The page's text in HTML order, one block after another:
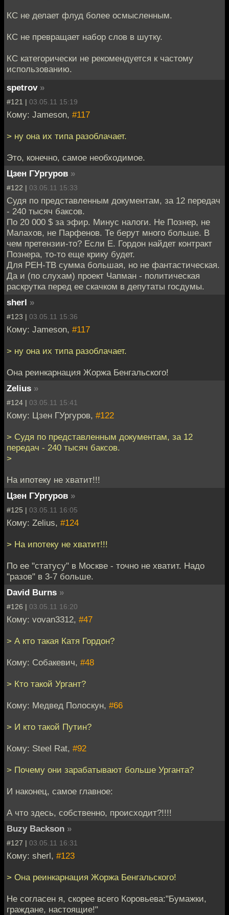
КС не делает флуд более осмысленным.
КС не превращает набор слов в шутку.
КС категорически не рекомендуется к частому
использованию.
spetrov »
#121 | 03.05.11 15:19
Кому: Jameson, #117
> ну она их типа разоблачает.
Это, конечно, самое необходимое.
Цзен ГУргуров »
#122 | 03.05.11 15:33
Судя по представленным документам, за 12 передач
- 240 тысяч баксов.
По 20 000 $ за эфир. Минус налоги. Не Познер, не
Малахов, не Парфенов. Те берут много больше. В
чем претензии-то? Если Е. Гордон найдет контракт
Познера, то-то еще крику будет.
Для РЕН-ТВ сумма большая, но не фантастическая.
Да и (по слухам) проект Чапман - политическая
раскрутка перед ее скачком в депутаты госдумы.
sherl »
#123 | 03.05.11 15:36
Кому: Jameson, #117
> ну она их типа разоблачает.
Она реинкарнация Жоржа Бенгальского!
Zelius »
#124 | 03.05.11 15:41
Кому: Цзен ГУргуров, #122
> Судя по представленным документам, за 12
передач - 240 тысяч баксов.
>
На ипотеку не хватит!!!
Цзен ГУргуров »
#125 | 03.05.11 16:05
Кому: Zelius, #124
> На ипотеку не хватит!!!
По ее "статусу" в Москве - точно не хватит. Надо
"разов" в 3-7 больше.
David Burns »
#126 | 03.05.11 16:20
Кому: vovan3312, #47
> А кто такая Катя Гордон?
Кому: Собакевич, #48
> Кто такой Ургант?
Кому: Медвед Полоскун, #66
> И кто такой Путин?
Кому: Steel Rat, #92
> Почему они зарабатывают больше Урганта?
И наконец, самое главное:
А что здесь, собственно, происходит?!!!!
Buzy Backson »
#127 | 03.05.11 16:31
Кому: sherl, #123
> Она реинкарнация Жоржа Бенгальского!
Не согласен я, скорее всего Коровьева:"Бумажки,
граждане, настоящие!"